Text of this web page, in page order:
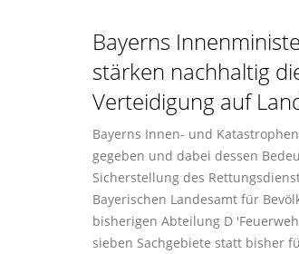
Bayerns
stärken nachhaltig
Verteidigung auf
Bayerns Innen- und
gegeben und dabei dessen
Sicherstellung des
Bayerischen Landesamt für
bisherigen Abteilung D
sieben Sachgebiete statt bisher